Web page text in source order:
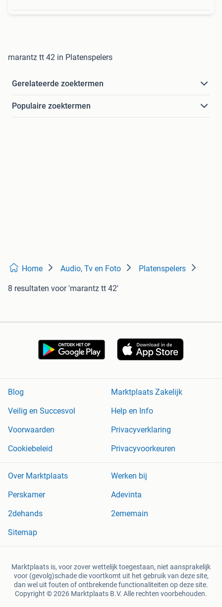
marantz tt 42 in Platenspelers
Gerelateerde zoektermen
Populaire zoektermen
Home Audio, Tv en Foto Platenspelers
8 resultaten voor 'marantz tt 42'
Blog
Marktplaats Zakelijk
Veilig en Succesvol
Help en Info
Voorwaarden
Privacyverklaring
Cookiebeleid
Privacyvoorkeuren
Over Marktplaats
Werken bij
Perskamer
Adevinta
2dehands
2ememain
Sitemap
Marktplaats is, voor zover wettelijk toegestaan, niet aansprakelijk
voor (gevolg)schade die voortkomt uit het gebruik van deze site,
dan wel uit fouten of ontbrekende functionaliteiten op deze site.
Copyright © 2026 Marktplaats B.V. Alle rechten voorbehouden.